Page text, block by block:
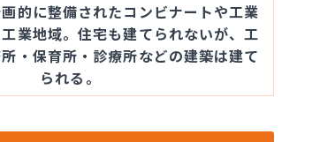
的に整備されたコンビナートや工業
業地域。住宅も建てられないが、工
・保育所・診療所などの建築は建て
られる。